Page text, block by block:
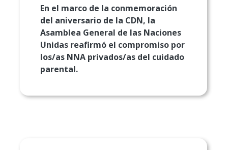
En el marco de la conmemoración
del aniversario de la CDN, la
Asamblea General de las Naciones
Unidas reafirmó el compromiso por
los/as NNA privados/as del cuidado
parental.